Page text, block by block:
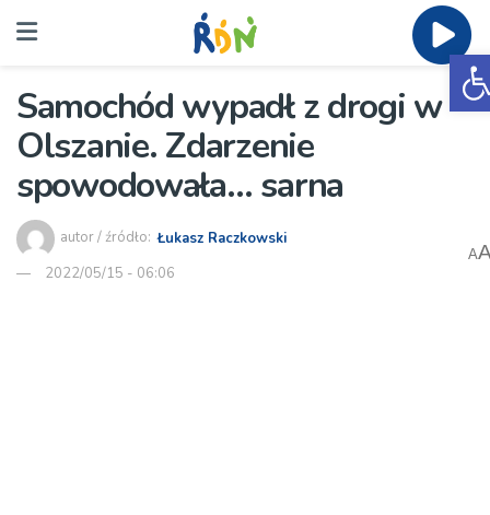
Samochód wypadł z drogi w
Olszanie. Zdarzenie
spowodowała… sarna
autor / źródło: Łukasz Raczkowski
2022/05/15 - 06:06
A